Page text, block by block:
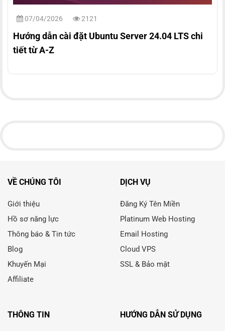
07/04/2026 2121
Hướng dẫn cài đặt Ubuntu Server 24.04 LTS chi
tiết từ A-Z
VỀ CHÚNG TÔI
Giới thiệu
Hồ sơ năng lực
Thông báo & Tin tức
Blog
Khuyến Mại
Affiliate
DỊCH VỤ
Đăng Ký Tên Miền
Platinum Web Hosting
Email Hosting
Cloud VPS
SSL & Bảo mật
THÔNG TIN HƯỚNG DẪN SỬ DỤNG